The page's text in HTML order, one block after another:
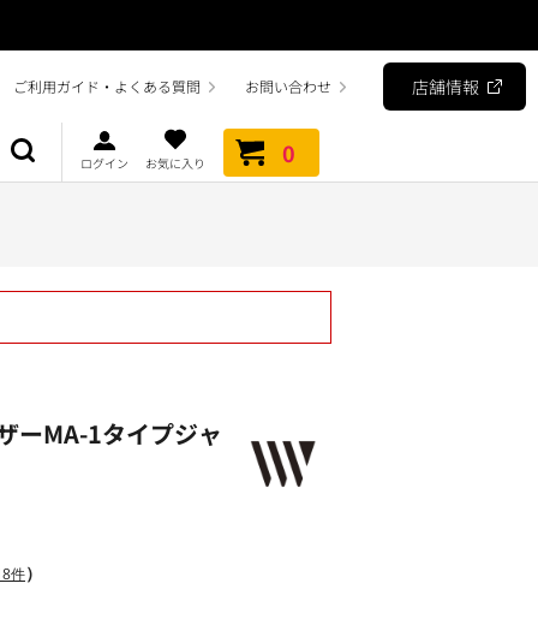
ご利用ガイド・よくある質問 お問い合わせ 店舗情報
ログイン お気に入り 0
ーMA-1タイプジャ
件）